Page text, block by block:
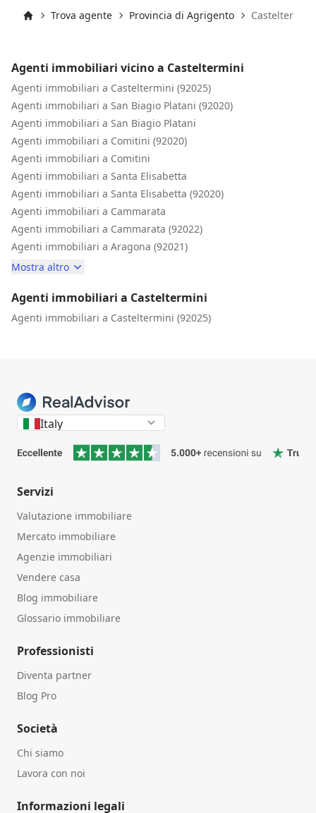
Trova agente Provincia di Agrigento Casteltermini
Agenti immobiliari vicino a Casteltermini
Agenti immobiliari a Casteltermini (92025)
Agenti immobiliari a San Biagio Platani (92020)
Agenti immobiliari a San Biagio Platani
Agenti immobiliari a Comitini (92020)
Agenti immobiliari a Comitini
Agenti immobiliari a Santa Elisabetta
Agenti immobiliari a Santa Elisabetta (92020)
Agenti immobiliari a Cammarata
Agenti immobiliari a Cammarata (92022)
Agenti immobiliari a Aragona (92021)
Mostra altro
Agenti immobiliari a Casteltermini
Agenti immobiliari a Casteltermini (92025)
Italy
Servizi
Valutazione immobiliare
Mercato immobiliare
Agenzie immobiliari
Vendere casa
Blog immobiliare
Glossario immobiliare
Professionisti
Diventa partner
Blog Pro
Società
Chi siamo
Lavora con noi
Informazioni legali